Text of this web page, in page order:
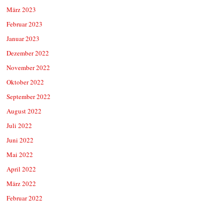
März 2023
Februar 2023
Januar 2023
Dezember 2022
November 2022
Oktober 2022
September 2022
August 2022
Juli 2022
Juni 2022
Mai 2022
April 2022
März 2022
Februar 2022